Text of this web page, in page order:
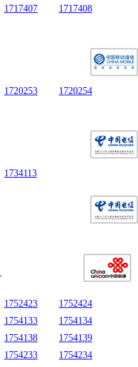
1717407
1717408
1720253
1720254
1734113
1752423
1752424
1754133
1754134
1754138
1754139
1754233 1754234